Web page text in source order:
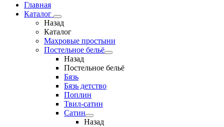
Главная
Каталог
Назад
Каталог
Махровые простыни
Постельное бельё
Назад
Постельное бельё
Бязь
Бязь детство
Поплин
Твил-сатин
Сатин
Назад